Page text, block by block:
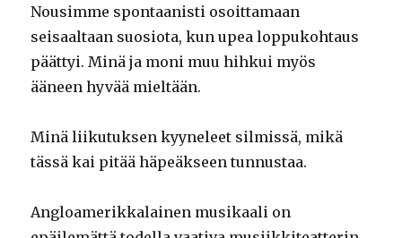
Nousimme spontaanisti osoittamaan
seisaaltaan suosiota, kun upea loppukohtaus
päättyi. Minä ja moni muu hihkui myös
ääneen hyvää mieltään.
Minä liikutuksen kyyneleet silmissä, mikä
tässä kai pitää häpeäkseen tunnustaa.
Angloamerikkalainen musikaali on